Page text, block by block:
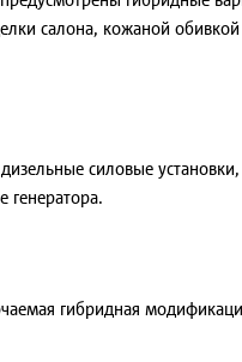
салона, кожаной обивкой
силовые установки,
гибридная